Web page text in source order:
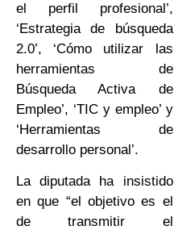
el perfil profesional’,
‘Estrategia de búsqueda
2.0’, ‘Cómo utilizar las
herramientas de
Búsqueda Activa de
Empleo’, ‘TIC y empleo’ y
‘Herramientas de
desarrollo personal’.
La diputada ha insistido
en que “el objetivo es el
de transmitir el